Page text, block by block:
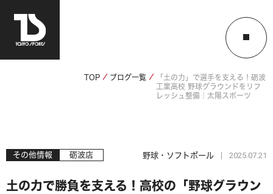
TOP ブログ一覧
「土の力」で選手を支える！砺波
工業高校 野球グラウンドをリフ
レッシュ整備｜太陽スポーツ
その他情報 砺波店 野球・ソフトボール 2025.07.21
土の力で勝負を支える！高校の「野球グラウン